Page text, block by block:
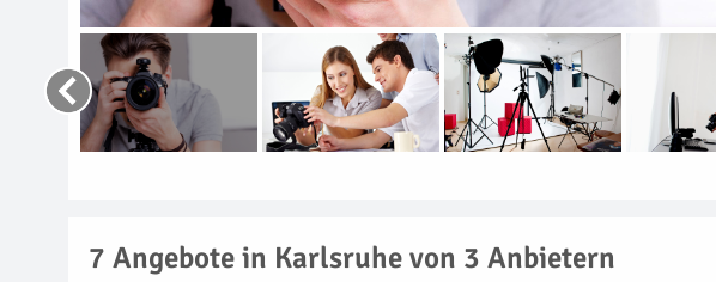
7 Angebote in Karlsruhe von 3 Anbietern